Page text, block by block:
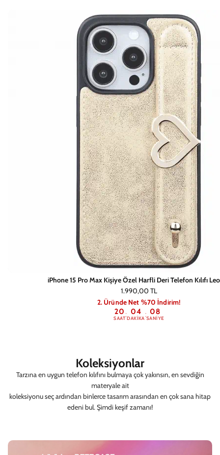
iPhone 15 Pro Max Kişiye Özel Harfli Deri Telefon Kılıfı
1.990,00 TL
2. Üründe Net %70 İndirim!
20
SAAT: 04
DAKIKA: 06
SANIYE
Koleksiyonlar
Tarzına en uygun telefon kılıfını bulmaya çok yakınsın, en sevdiğin
materyale ait
koleksiyonu seç ardından binlerce tasarım arasından en çok sana hitap
edeni bul. Şimdi keşif zamanı!